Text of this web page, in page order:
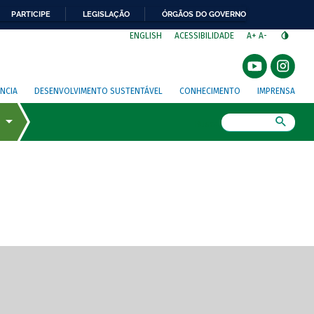
PARTICIPE LEGISLAÇÃO ÓRGÃOS DO GOVERNO
ENGLISH ACESSIBILIDADE A+ A-
DESENVOLVIMENTO SUSTENTÁVEL CONHECIMENTO IMPRENSA
de tela